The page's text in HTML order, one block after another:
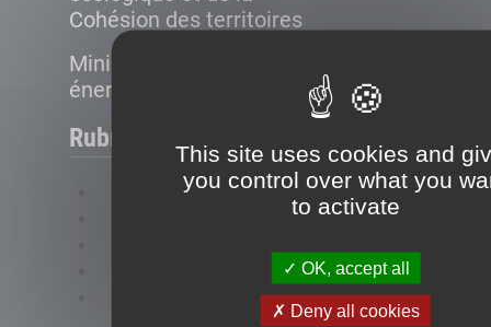
This site uses cookies and
you control over what you
to activate
OK, accept all
Deny all cookies
Cohésion des territoires
Ministère de la Transition
énergétique
Rubriques